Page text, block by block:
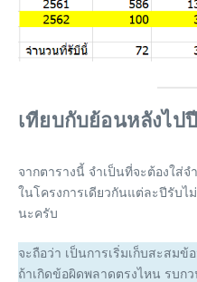
เทียบกับย้อนหลังไป
จากตารางนี้ จำเป็นที่จะต้องใส่
ในโครงการเดียวกันแต่ละปีรับไ
นะครับ
จะถือว่า เป็นการเริ่มเก็บสะสม
ถ้าเกิดข้อผิดพลาดตรงไหน รบก